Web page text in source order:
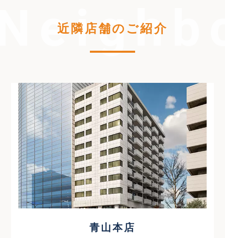
近隣店舗のご紹介
青山本店